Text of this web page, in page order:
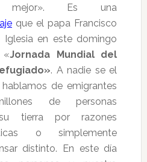
mejor». Es una
que el papa Francisco
en este domingo
«Jornada Mundial del
. A nadie se el
de emigrantes
de personas
tierra por razones
o simplemente
distinto. En este día